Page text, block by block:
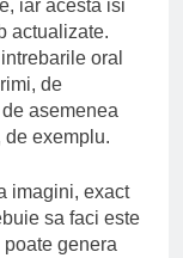
iar acesta isi
actualizate.
oral
de
asemenea
exemplu.
imagini, exact
sa faci este
genera